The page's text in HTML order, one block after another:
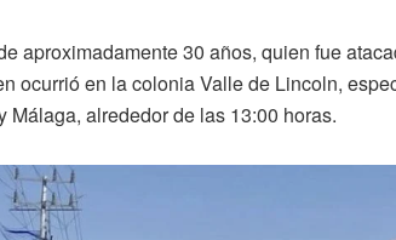
aproximadamente 30 años, quien fue
ocurrió en la colonia Valle de Lincoln,
alrededor de las 13:00 horas.